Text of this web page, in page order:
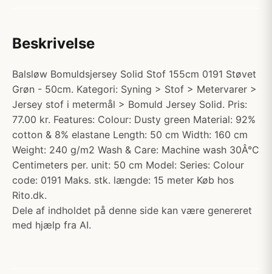
Beskrivelse
Balsløw Bomuldsjersey Solid Stof 155cm 0191 Støvet
Grøn - 50cm. Kategori: Syning > Stof > Metervarer >
Jersey stof i metermål > Bomuld Jersey Solid. Pris:
77.00 kr. Features: Colour: Dusty green Material: 92%
cotton & 8% elastane Length: 50 cm Width: 160 cm
Weight: 240 g/m2 Wash & Care: Machine wash 30Â°C
Centimeters per. unit: 50 cm Model: Series: Colour
code: 0191 Maks. stk. længde: 15 meter Køb hos
Rito.dk.
Dele af indholdet på denne side kan være genereret
med hjælp fra AI.